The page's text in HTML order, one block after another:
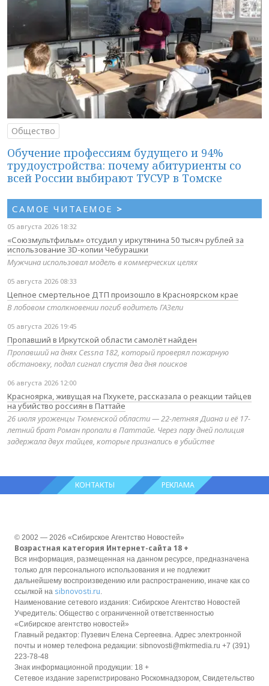
Общество
Обучение профессиям будущего и 94%
трудоустройства: почему абитуриенты со
всей России выбирают ТУСУР в Томске
САМОЕ ЧИТАЕМОЕ >
05 августа 2026 18:32
«Союзмультфильм» отсудил у иркутянина 50 тысяч рублей за
использование 3D-копии Чебурашки
Мужчина использовал модель в коммерческих целях
05 августа 2026 08:33
Цепное смертельное ДТП произошло в Красноярском крае
В лобовом столкновении погиб водитель ГАЗели
05 августа 2026 19:45
Пропавший в Иркутской области самолёт найден
Пропавший на днях Cessna 182, который проверял пожарную
обстановку, подал сигнал спустя два дня поисков
06 августа 2026 12:00
Красноярка, живущая на Пхукете, рассказала о реакции тайцев
на убийство россиян в Паттайе
26 июля уроженцы Тюменской области — 22-летняя Диана и её 17-
летний брат Роман пропали в Паттайе. Через пару дней полиция
задержала двух тайцев, которые признались в убийстве
КОНТАКТЫ РЕКЛАМА
© 2002 — 2026 «Сибирское Агентство Новостей»
Возрастная категория Интернет-сайта 18 +
Вся информация, размещенная на данном ресурсе, предназначена
только для персонального использования и не подлежит
дальнейшему воспроизведению или распространению, иначе как со
ссылкой на sibnovosti.ru
Наименование сетевого издания: Сибирское Агентство Новостей
Учредитель: Общество с ограниченной ответственностью
«Сибирское агентство новостей»
Главный редактор: Пузевич Елена Сергеевна. Адрес электронной
почты и номер телефона редакции: sibnovosti@mkrmedia.ru +7 (391)
223-78-48
Знак информационной продукции: 18 +
Сетевое издание зарегистрировано Роскомнадзором, Свидетельство